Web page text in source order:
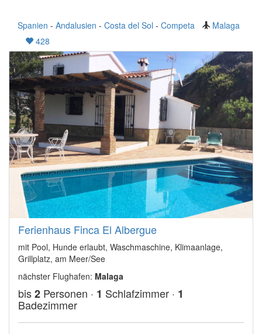
Spanien - Andalusien - Costa del Sol - Competa
Malaga
428
Ferienhaus Finca El Albergue
mit Pool, Hunde erlaubt, Waschmaschine, Klimaanlage,
Grillplatz, am Meer/See
nächster Flughafen: Malaga
bis2 Personen · 1 Schlafzimmer · 1
Badezimmer